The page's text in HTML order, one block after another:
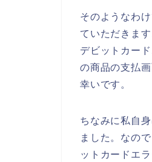
そのようなわ
ていただきま
デビットカー
の商品の支払
幸いです。
ちなみに私自
ました。なの
ットカードエ